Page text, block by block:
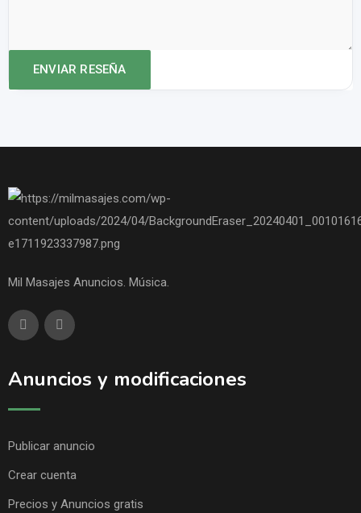
Mil Masajes Anuncios. Música.
Anuncios y modificaciones
Publicar anuncio
Crear cuenta
Precios y Anuncios gratis